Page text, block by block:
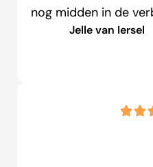
nog midden in de
Jelle van Iersel